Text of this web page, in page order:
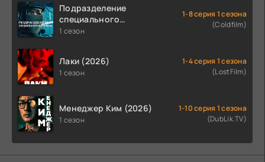
Подразделение
специального
назначения (2026)
1 сезон
1-8 серия 1 сезона
(Coldfilm)
Лаки (2026)
1 сезон
1-4 серия 1 сезона
(LostFilm)
Менеджер Ким (2026)
1 сезон
1-10 серия 1 сезона
(DubLik.TV)